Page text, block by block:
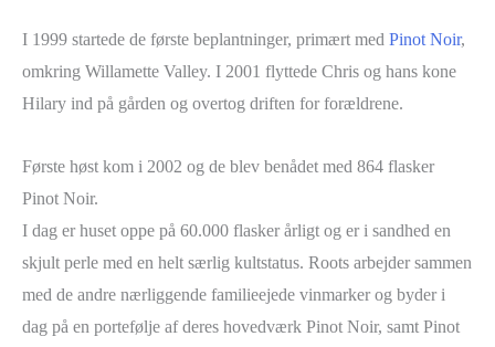
I 1999 startede de første beplantninger, primært med Pinot Noir,
omkring Willamette Valley. I 2001 flyttede Chris og hans kone
Hilary ind på gården og overtog driften for forældrene.
Første høst kom i 2002 og de blev benådet med 864 flasker
Pinot Noir.
I dag er huset oppe på 60.000 flasker årligt og er i sandhed en
skjult perle med en helt særlig kultstatus. Roots arbejder sammen
med de andre nærliggende familieejede vinmarker og byder i
dag på en portefølje af deres hovedværk Pinot Noir, samt Pinot